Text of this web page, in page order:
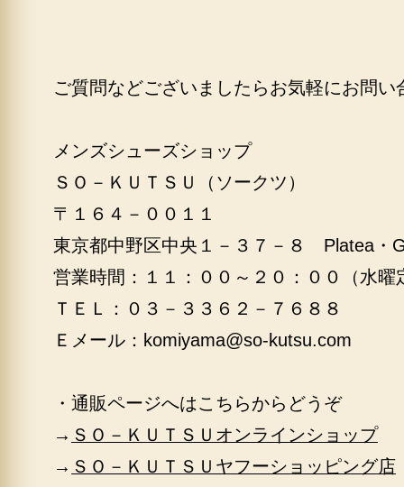
ご質問などございましたらお気軽にお問
メンズシューズショップ
ＳＯ－ＫＵＴＳＵ（ソークツ）
〒１６４－００１１
東京都中野区中央１－３７－８ Platea・
営業時間：１１：００～２０：００（水曜
ＴＥＬ：０３－３３６２－７６８８
Ｅメール： komiyama@so-kutsu.com
・通販ページへはこちらからどうぞ
→ ＳＯ－ＫＵＴＳＵオンラインショップ
→ ＳＯ－ＫＵＴＳＵヤフーショッピング店